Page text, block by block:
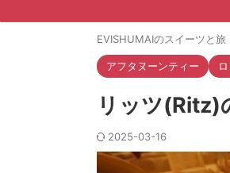
EVISHUMAIのスイーツと旅
アフタヌーンティー
リッツ(Ritz)
2025-03-16